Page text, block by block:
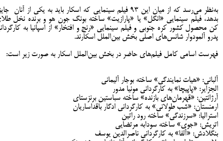
به‌نظر می‌رسد که از میان این 93 فیلم سینمایی که اسکار باید به یکی از آنان
بدهد، فیلم سینمایی «انگل» یا «پارازیت» ساخته بونگ جون هو و برنده نخل
کن محصول کشور کره جنوبی و فیلم سینمایی «رنج و افتخار» از اسپانیا به
پدرو آلمودوار شانس‌های اصلی بخش بین‌الملل اسکارند.
فهرست اسامی کامل فیلم‌های حاضر در بخش بین‌الملل اسکار به صورت زیر است:
آلبانی: «هیات نمایندگی» ساخته بوجار آلیمانی
الجزایر: «پاپیچا» به کارگردانی مونیا مدور
آرژانتین: «قهرمان‌های بازنده» ساخته سباستین برنزستای
ارمنستان: «شب طولانی» به کارگردانی ادگار باقداساریان
استرالیا: «سرزندگی» ساخته رود راتین
اتریش: «جوی» ساخته سودابه مرتضایی
بنگلادش: «آلفا» به کارگردانی ناصرالدین یوسف